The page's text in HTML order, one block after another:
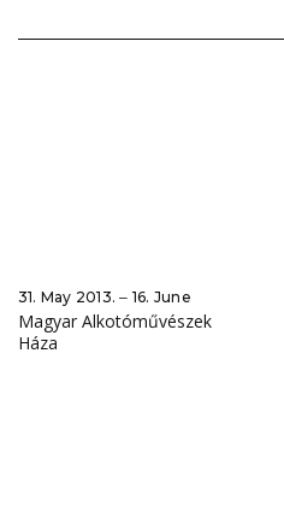
31. May 2013. ‒ 16. June
Magyar Alkotóművészek
Háza